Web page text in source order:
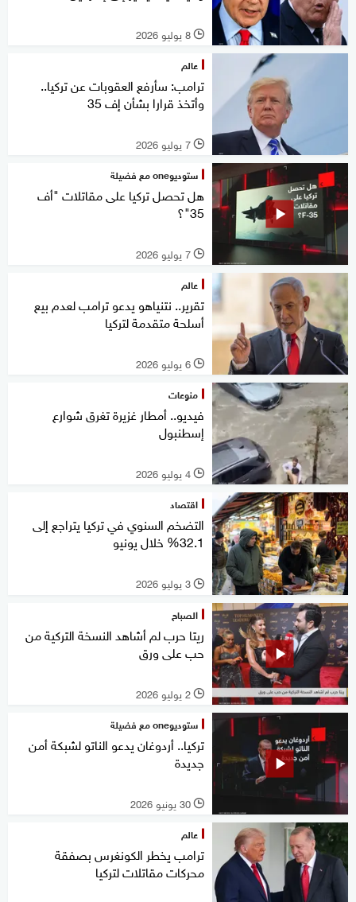
l 8 يوليو 2026
عالم
ترامب: سأرفع العقوبات عن تركيا..
وأتخذ قرارا بشأن إف 35
l 7 يوليو 2026
ستوديوone مع فضيلة
هل تحصل تركيا على مقاتلات "أف
35"؟
l 7 يوليو 2026
عالم
تقرير.. نتنياهو يدعو ترامب لعدم بيع
أسلحة متقدمة لتركيا
l 6 يوليو 2026
منوعات
فيديو.. أمطار غزيرة تغرق شوارع
إسطنبول
l 4 يوليو 2026
اقتصاد
التضخم السنوي في تركيا يتراجع إلى
32.1% خلال يونيو
l 3 يوليو 2026
الصباح
ريتا حرب لم أشاهد النسخة التركية من
حب على ورق
l 2 يوليو 2026
ستوديوone مع فضيلة
تركيا.. أردوغان يدعو الناتو لشبكة أمن
جديدة
l 30 يونيو 2026
عالم
ترامب يخطر الكونغرس بصفقة
محركات مقاتلات لتركيا